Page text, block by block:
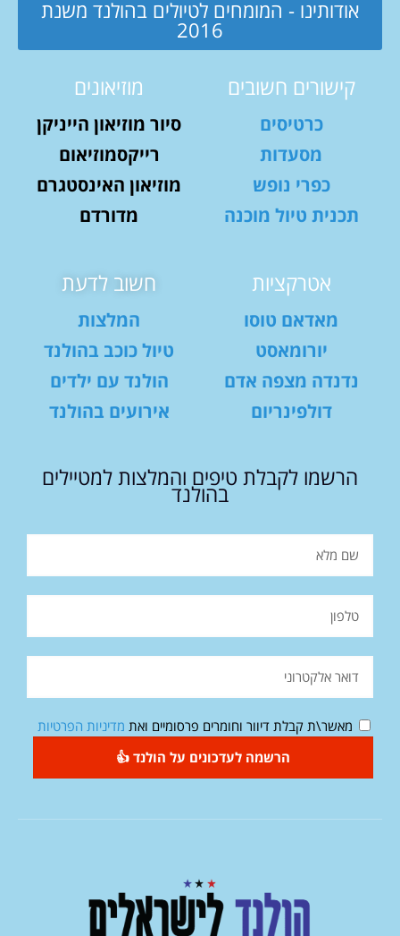
אודותינו - המומחים לטיולים בהולנד משנת
2016
קישורים חשובים
כרטיסים
מסעדות
כפרי נופש
תכנית טיול מוכנה
מוזיאונים
סיור מוזיאון הייניקן
רייקסמוזיאום
מוזיאון האינסטגרם
מדורדם
אטרקציות
מאדאם טוסו
יורומאסט
נדנדה מצפה אדם
דולפינריום
חשוב לדעת
המלצות
טיול כוכב בהולנד
הולנד עם ילדים
אירועים בהולנד
הרשמו לקבלת טיפים והמלצות למטיילים
בהולנד
מאשר\ת קבלת דיוור וחומרים פרסומיים ואת מדיניות הפרטיות
הרשמה לעדכונים על הולנד 👍